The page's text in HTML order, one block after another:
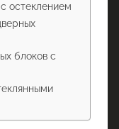
остеклением
блоков с